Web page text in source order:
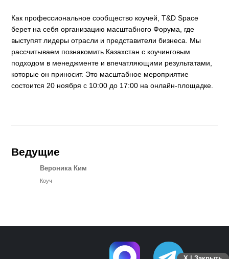
Как профессиональное сообщество коучей, T&D Space
берет на себя организацию масштабного Форума, где
выступят лидеры отрасли и представители бизнеса. Мы
рассчитываем познакомить Казахстан с коучинговым
подходом в менеджменте и впечатляющими результатами,
которые он приносит. Это масштабное мероприятие
состоится 20 ноября с 10:00 до 17:00 на онлайн-площадке.
Ведущие
Вероника Ким
Коуч